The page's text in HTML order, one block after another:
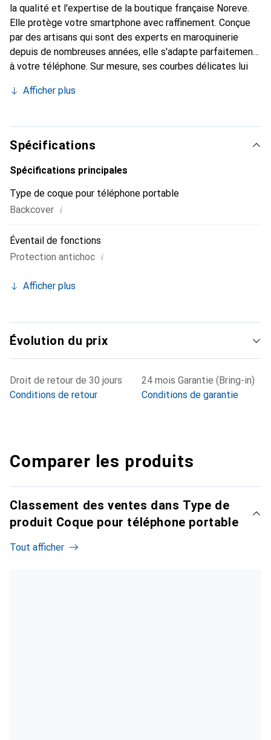
la qualité et l'expertise de la boutique française Noreve.
Elle protège votre smartphone avec raffinement. Conçue
par des artisans qui sont des experts en maroquinerie
depuis de nombreuses années, elle s'adapte parfaitement
à votre téléphone. Sur mesure, ses courbes délicates lui
accessoire chic et essentiel de votre smartphone.
haute qualité, la marque Noreve est un choix sûr pour une
clientèle exigeante.
Afficher plus
Spécifications
Spécifications principales
Type de coque pour téléphone portable
Backcover i
Éventail de fonctions
Protection antichoc i
Afficher plus
Évolution du prix
Droit de retour de 30 jours
Conditions de retour
24 mois Garantie (Bring-in)
Conditions de garantie
Comparer les produits
Classement des ventes dans Type de
produit Coque pour téléphone portable
Tout afficher